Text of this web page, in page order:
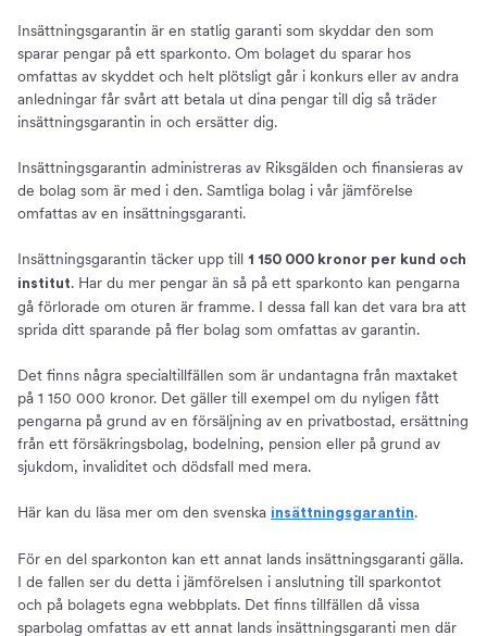
Insättningsgarantin är en statlig garanti som skyddar den som
sparar pengar på ett sparkonto. Om bolaget du sparar hos
omfattas av skyddet och helt plötsligt går i konkurs eller av andra
anledningar får svårt att betala ut dina pengar till dig så träder
insättningsgarantin in och ersätter dig.
Insättningsgarantin administreras av Riksgälden och finansieras av
de bolag som är med i den. Samtliga bolag i vår jämförelse
omfattas av en insättningsgaranti.
Insättningsgarantin täcker upp till 1 150 000 kronor per kund och
institut. Har du mer pengar än så på ett sparkonto kan pengarna
gå förlorade om oturen är framme. I dessa fall kan det vara bra att
sprida ditt sparande på fler bolag som omfattas av garantin.
Det finns några specialtillfällen som är undantagna från maxtaket
på 1 150 000 kronor. Det gäller till exempel om du nyligen fått
pengarna på grund av en försäljning av en privatbostad, ersättning
från ett försäkringsbolag, bodelning, pension eller på grund av
sjukdom, invaliditet och dödsfall med mera.
Här kan du läsa mer om den svenska insättningsgarantin.
För en del sparkonton kan ett annat lands insättningsgaranti gälla.
I de fallen ser du detta i jämförelsen i anslutning till sparkontot
och på bolagets egna webbplats. Det finns tillfällen då vissa
sparbolag omfattas av ett annat lands insättningsgaranti men där